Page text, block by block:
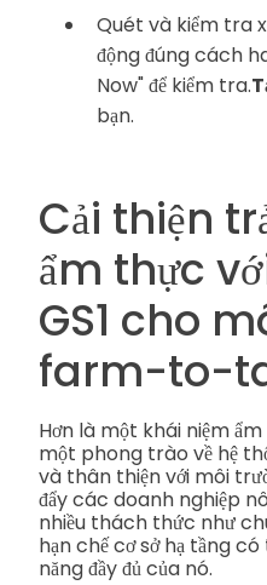
Quét và kiểm tra
động đúng cách
Now" để kiểm tra.
bạn.
Cải thiện
ẩm thực
GS1 cho
farm-to-
Hơn là một khái niệm
một phong trào về hệ
và thân thiện với môi
đẩy các doanh nghiệp
nhiều thách thức như
hạn chế cơ sở hạ tầng
năng đầy đủ của nó.